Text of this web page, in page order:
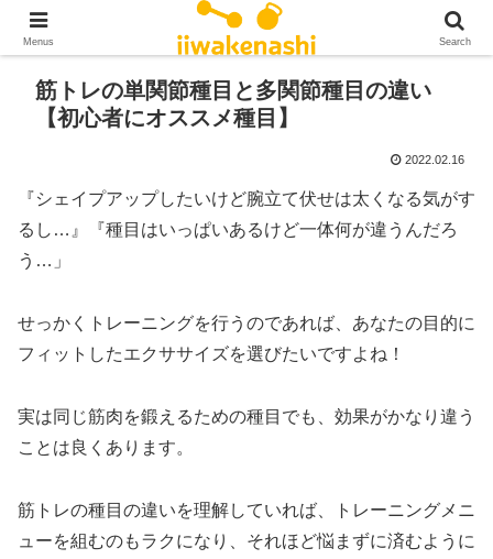
筋トレの単関節種目と多関節種目の違い
【初心者にオススメ種目】
2022.02.16
『シェイプアップしたいけど腕立て伏せは太くなる気がす
るし…』『種目はいっぱいあるけど一体何が違うんだろ
う…」
せっかくトレーニングを行うのであれば、あなたの目的に
フィットしたエクササイズを選びたいですよね！
実は同じ筋肉を鍛えるための種目でも、効果がかなり違う
ことは良くあります。
筋トレの種目の違いを理解していれば、トレーニングメニ
ューを組むのもラクになり、それほど悩まずに済むように
Menus Search